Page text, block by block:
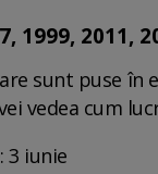
1999, 2011,
sunt puse în
vedea cum
3 iunie